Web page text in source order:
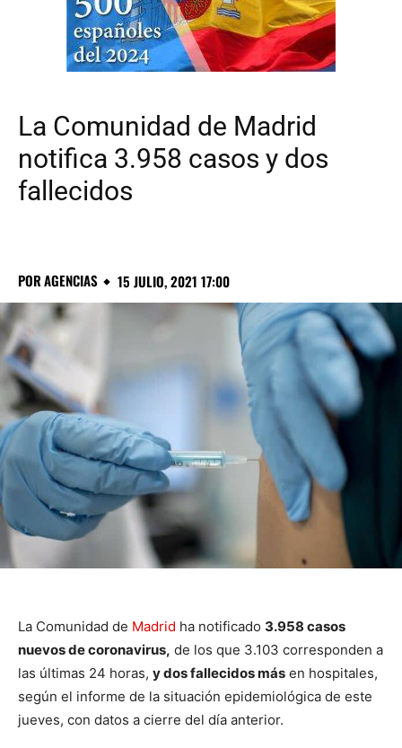
La Comunidad de Madrid
notifica 3.958 casos y dos
fallecidos
PORAGENCIAS 15 JULIO, 2021 17:00
La Comunidad de Madrid ha notificado 3.958 casos
nuevos de coronavirus, de los que 3.103 corresponden a
las últimas 24 horas, y dos fallecidos más en hospitales,
según el informe de la situación epidemiológica de este
jueves, con datos a cierre del día anterior.